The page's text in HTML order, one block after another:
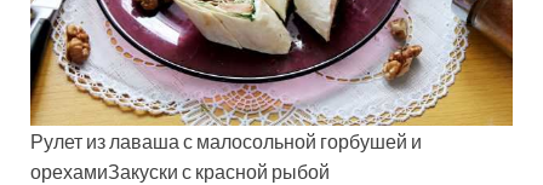
Рулет из лаваша с малосольной горбушей и
орехамиЗакуски с красной рыбой